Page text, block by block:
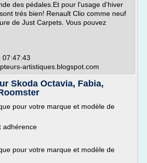
des pédales.Et pour l'usage d'hiver
trés bien! Renault Clio comme neuf
de Just Carpets. Vous pouvez
07:47:43
artistiques.blogspot.com
Skoda Octavia, Fabia,
pour votre marque et modèle de
adhérence
pour votre marque et modèle de